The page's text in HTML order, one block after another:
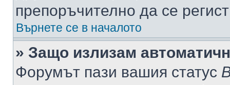
препоръчително да се
Върнете се в началото
» Защо излизам
Форумът пази вашия статус